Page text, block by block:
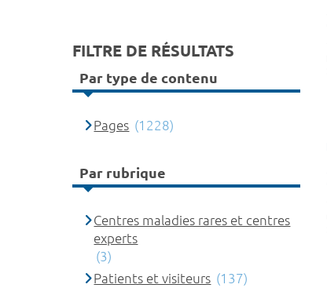
FILTRE DE RÉSULTATS
Par type de contenu
Pages (1228)
Par rubrique
Centres maladies rares et centres
experts
(3)
Patients et visiteurs (137)